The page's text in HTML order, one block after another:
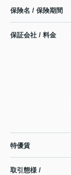
保険名 / 保険期間
保証会社 / 料金
特優賃
取引態様 /